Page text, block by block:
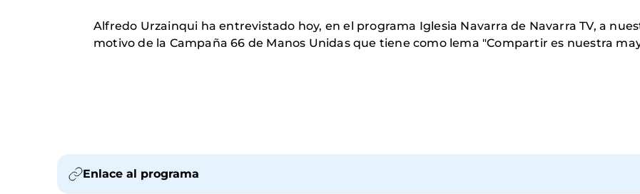
Alfredo Urzainqui ha entrevistado hoy, en el programa Iglesia Navarra de Navarra TV, a
motivo de la Campaña 66 de Manos Unidas que tiene como lema "Compartir es nuestra
Enlace al programa